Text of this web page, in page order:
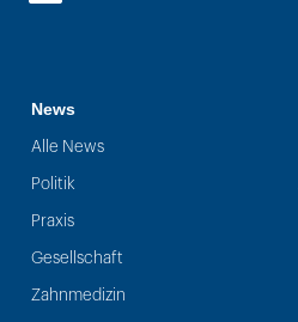
News
Alle News
Politik
Praxis
Gesellschaft
Zahnmedizin